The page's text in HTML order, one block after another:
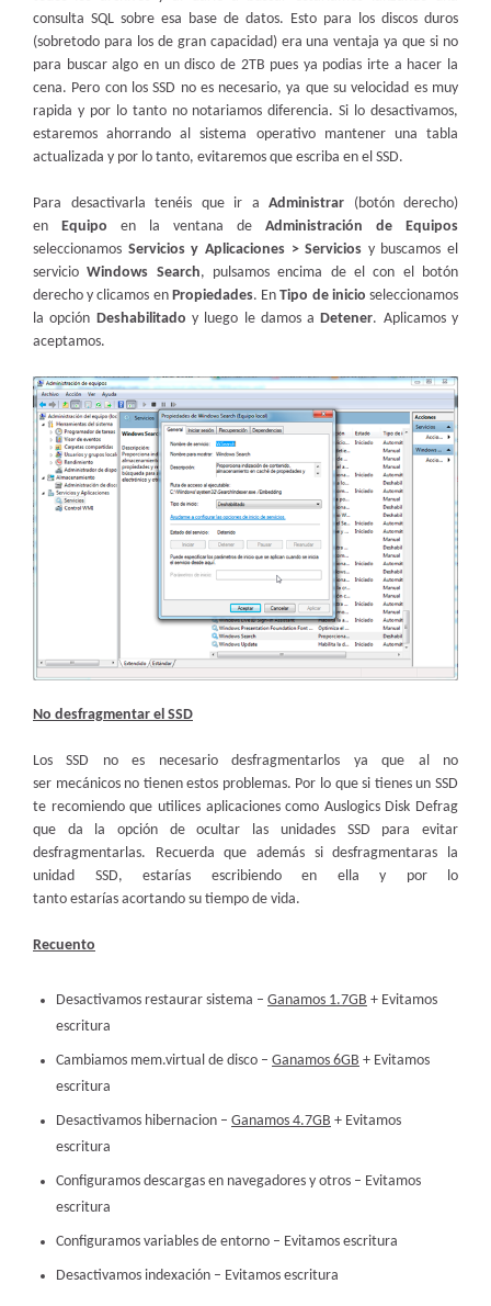
consulta SQL sobre esa base de datos. Esto para los discos duros
(sobretodo para los de gran capacidad) era una ventaja ya que si no
para buscar algo en un disco de 2TB pues ya podias irte a hacer la
cena. Pero con los SSD no es necesario, ya que su velocidad es muy
rapida y por lo tanto no notariamos diferencia. Si lo desactivamos,
estaremos ahorrando al sistema operativo mantener una tabla
actualizada y por lo tanto, evitaremos que escriba en el SSD.
Para desactivarla tenéis que ir a Administrar (botón derecho)
en Equipo en la ventana de Administración de Equipos
seleccionamos Servicios y Aplicaciones > Servicios y buscamos el
servicioWindows Search, pulsamos encima de el con el botón
derecho y clicamos en Propiedades. EnTipo de inicio seleccionamos
la opción Deshabilitado y luego le damos aDetener. Aplicamos y
aceptamos.
No desfragmentar el SSD
Los SSD no es necesario desfragmentarlos ya que al no
ser mecánicos no tienen estos problemas. Por lo que si tienes un SSD
te recomiendo que utilices aplicaciones como Auslogics Disk Defrag
que da la opción de ocultar las unidades SSD para evitar
desfragmentarlas. Recuerda que además si desfragmentaras la
unidad SSD, estarías escribiendo en ella y por lo
tanto estarías acortando su tiempo de vida.
Recuento
Desactivamos restaurar sistema – Ganamos 1.7GB + Evitamos
escritura
Cambiamos mem.virtual de disco – Ganamos 6GB + Evitamos
escritura
Desactivamos hibernacion – Ganamos 4.7GB + Evitamos
escritura
Configuramos descargas en navegadores y otros – Evitamos
escritura
Configuramos variables de entorno – Evitamos escritura
Desactivamos indexación – Evitamos escritura